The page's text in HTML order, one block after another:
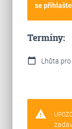
se přihlašte.
Termíny:
calendar_today Lhůta
warning